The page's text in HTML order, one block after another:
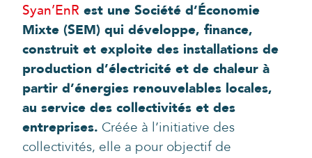
Syan’EnR est une Société d’Économie
Mixte (SEM) qui développe, finance,
construit et exploite des installations de
production d’électricité et de chaleur à
partir d’énergies renouvelables locales,
au service des collectivités et des
entreprises. Créée à l’initiative des
collectivités, elle a pour objectif de